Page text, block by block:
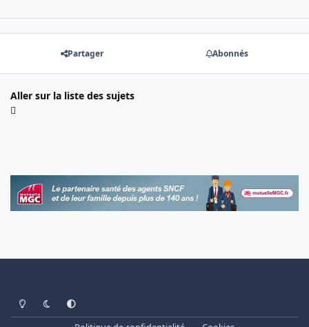
Partager Abonnés
Aller sur la liste des sujets
Light ModeDark ModeSystem Preference